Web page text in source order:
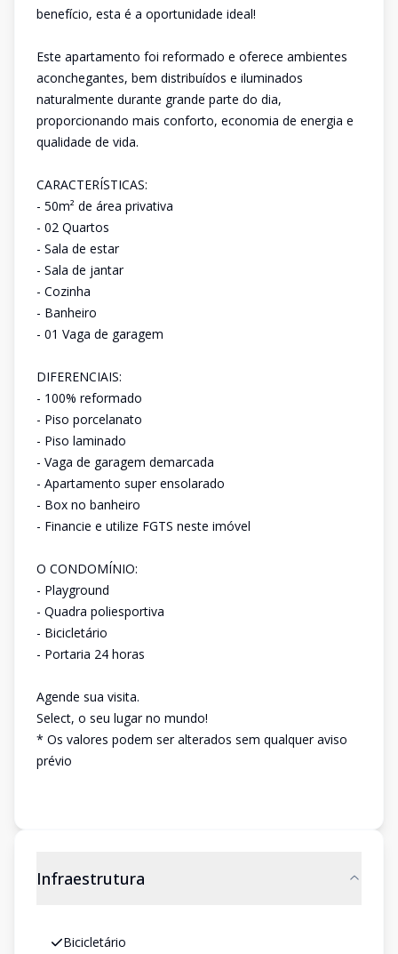
benefício, esta é a oportunidade ideal!
Este apartamento foi reformado e oferece ambientes
aconchegantes, bem distribuídos e iluminados
naturalmente durante grande parte do dia,
proporcionando mais conforto, economia de energia e
qualidade de vida.
CARACTERÍSTICAS:
- 50m² de área privativa
- 02 Quartos
- Sala de estar
- Sala de jantar
- Cozinha
- Banheiro
- 01 Vaga de garagem
DIFERENCIAIS:
- 100% reformado
- Piso porcelanato
- Piso laminado
- Vaga de garagem demarcada
- Apartamento super ensolarado
- Box no banheiro
- Financie e utilize FGTS neste imóvel
O CONDOMÍNIO:
- Playground
- Quadra poliesportiva
- Bicicletário
- Portaria 24 horas
Agende sua visita.
Select, o seu lugar no mundo!
* Os valores podem ser alterados sem qualquer aviso
prévio
Infraestrutura
Bicicletário